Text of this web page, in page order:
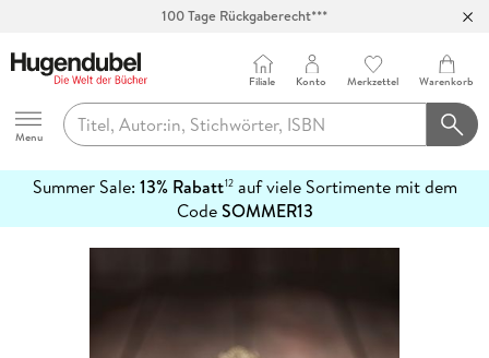
100 Tage Rückgaberecht***
Hugendubel
Menu
Filiale Konto Merkzettel Warenkorb
Summer Sale: 13% Rabatt12auf viele Sortimente mit dem
CodeSOMMER13
erfahren